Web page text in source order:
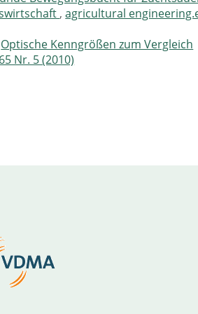
,agricultural
Optische Kenngrößen zum Vergleich
Nr. 5 (2010)